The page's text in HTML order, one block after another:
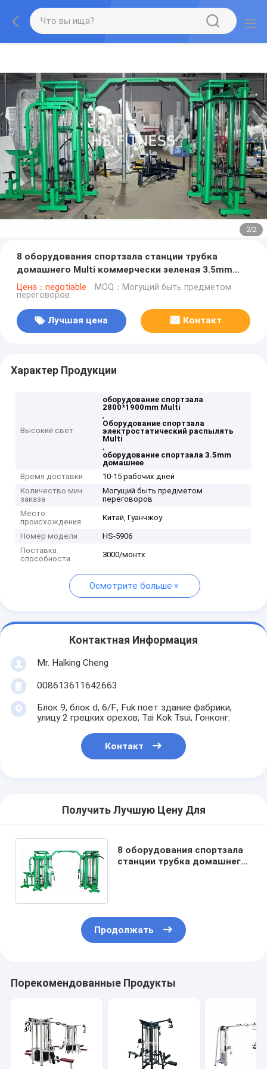
2/2
8 оборудования спортзала станции трубка
домашнего Multi коммерчески зеленая 3.5mm
эллиптическая
Цена：negotiable MOQ：Могущий быть предметом
переговоров
Лучшая цена Контакт
Характер Продукции
Высокий свет
оборудование спортзала
2800*1900mm Multi
,
Оборудование спортзала
электростатический распылять
Multi
,
оборудование спортзала 3.5mm
домашнее
Время доставки
10-15 рабочих дней
Количество мин
заказа
Могущий быть предметом
переговоров
Место
происхождения
Китай, Гуанчжоу
Номер модели
HS-5906
Поставка
способности
3000/монтх
Осмотрите больше
Контактная Информация
Mr. Halking Cheng
008613611642663
Блок 9, блок d, 6/F., Fuk поет здание фабрики,
улицу 2 грецких орехов, Tai Kok Tsui, Гонконг.
Контакт
Получить Лучшую Цену Для
8 оборудования спортзала
станции трубка домашнего
Продолжать
Порекомендованные Продукты